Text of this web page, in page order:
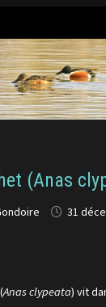
(Anas
31
(Anas clypeata) vit